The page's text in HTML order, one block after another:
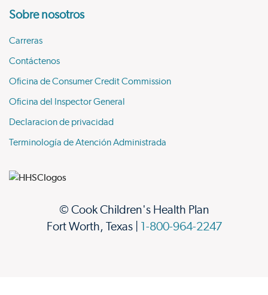
Sobre nosotros
Carreras
Contáctenos
Oficina de Consumer Credit Commission
Oficina del Inspector General
Declaracion de privacidad
Terminología de Atención Administrada
© Cook Children's Health Plan
Fort Worth, Texas |
1-800-964-2247